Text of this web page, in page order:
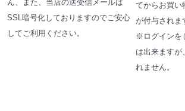
ん、また、当店の送受信メールは
SSL暗号化しておりますのでご安心
してご利用ください。
てからお買い
が付与されま
※ログインを
は出来ますが
れません。